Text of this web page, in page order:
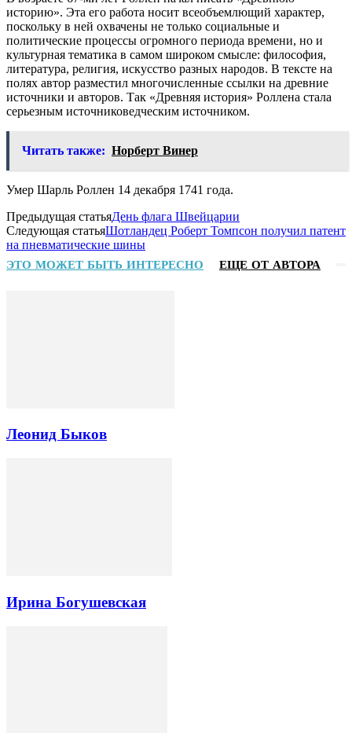
историю». Эта его работа носит всеобъемлющий характер,
поскольку в ней охвачены не только социальные и
политические процессы огромного периода времени, но и
культурная тематика в самом широком смысле: философия,
литература, религия, искусство разных народов. В тексте на
полях автор разместил многочисленные ссылки на древние
источники и авторов. Так «Древняя история» Роллена стала
серьезным источниковедческим источником.
Читать также: Норберт Винер
Умер Шарль Роллен 14 декабря 1741 года.
Предыдущая статьяДень флага Швейцарии
Следующая статьяШотландец Роберт Томпсон получил патент
на пневматические шины
ЭТО МОЖЕТ БЫТЬ ИНТЕРЕСНО ЕЩЕ ОТ АВТОРА
Леонид Быков
Ирина Богушевская